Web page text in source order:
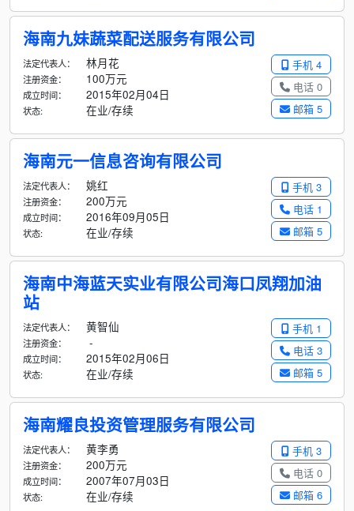
海南九妹蔬菜配送服务有限公司
手机 4
电话 0
邮箱 5
法定代表人： 林月花
注册资金： 100万元
成立时间： 2015年02月04日
状态: 在业/存续
海南元一信息咨询有限公司
手机 3
电话 1
邮箱 5
法定代表人： 姚红
注册资金： 200万元
成立时间： 2016年09月05日
状态: 在业/存续
海南中海蓝天实业有限公司海口凤翔加油
站
手机 1
电话 3
邮箱 5
法定代表人： 黄智仙
注册资金： -
成立时间： 2015年02月06日
状态: 在业/存续
海南耀良投资管理服务有限公司
手机 3
电话 0
邮箱 6
法定代表人： 黄李勇
注册资金： 200万元
成立时间： 2007年07月03日
状态: 在业/存续